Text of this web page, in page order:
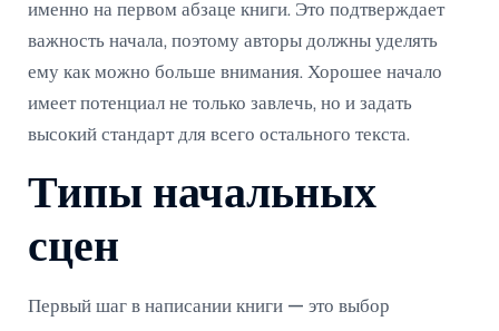
именно на первом абзаце книги. Это подтверждает
важность начала, поэтому авторы должны уделять
ему как можно больше внимания. Хорошее начало
имеет потенциал не только завлечь, но и задать
высокий стандарт для всего остального текста.
Типы начальных
сцен
Первый шаг в написании книги — это выбор